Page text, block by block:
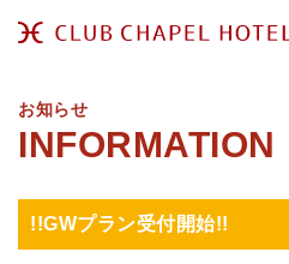
お知らせ
!!GWプラン受付開始!!